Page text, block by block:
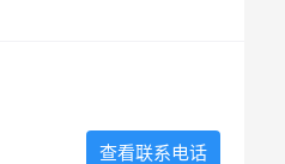
查看联系电话